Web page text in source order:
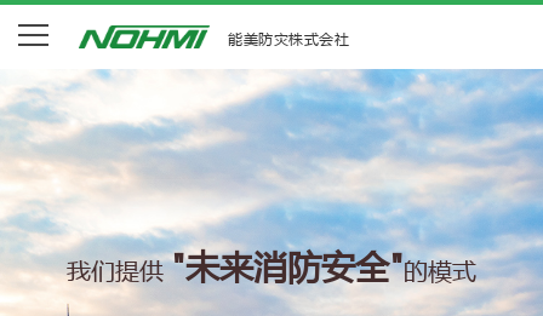
能美防灾株式会社
我们提供"未来消防安全"的模式